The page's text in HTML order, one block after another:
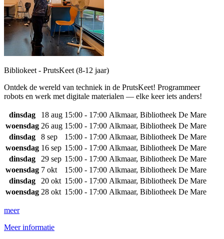
Bibliokeet - PrutsKeet (8-12 jaar)
Ontdek de wereld van techniek in de PrutsKeet! Programmeer
robots en werk met digitale materialen — elke keer iets anders!
dinsdag 18 aug 15:00 - 17:00 Alkmaar, Bibliotheek De Mare
woensdag 26 aug 15:00 - 17:00 Alkmaar, Bibliotheek De Mare
dinsdag
8 sep 15:00 - 17:00 Alkmaar, Bibliotheek De Mare
woensdag 16 sep 15:00 - 17:00 Alkmaar, Bibliotheek De Mare
dinsdag
29 sep 15:00 - 17:00 Alkmaar, Bibliotheek De Mare
woensdag 7 okt 15:00 - 17:00 Alkmaar, Bibliotheek De Mare
dinsdag
20 okt 15:00 - 17:00 Alkmaar, Bibliotheek De Mare
woensdag 28 okt 15:00 - 17:00 Alkmaar, Bibliotheek De Mare
meer
Meer informatie